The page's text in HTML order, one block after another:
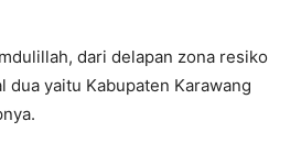
dari delapan zona resiko
dua yaitu Kabupaten Karawang